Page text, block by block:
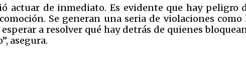
actuar de inmediato. Es evidente que hay peligro
Se generan una seria de violaciones
a resolver qué hay detrás de quienes
asegura.